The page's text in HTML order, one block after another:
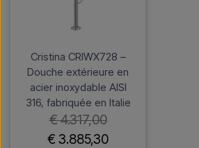
Cristina CRIWX728 –
Douche extérieure en
acier inoxydable AISI
316, fabriquée en Italie
€ 4.317,00
€ 3.885,30